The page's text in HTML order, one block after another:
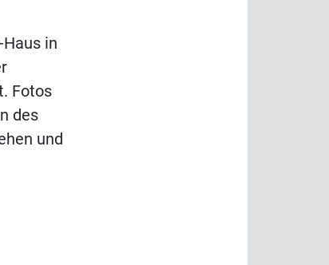
in
Fotos
des
und